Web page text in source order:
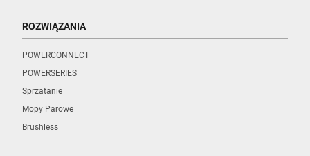
ROZWIĄZANIA
POWERCONNECT
POWERSERIES
Sprzatanie
Mopy Parowe
Brushless